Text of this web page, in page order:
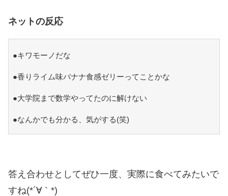
ネットの反応
●キワモーノだな
●香りライム味バナナ食感ゼリーってことかな
●大学院まで数学やってたのに解けない
●なんかでも分かる、気がする(笑)
答え合わせとしてぜひ一度、実際に食べてみたいで
すね(*´∀｀*)